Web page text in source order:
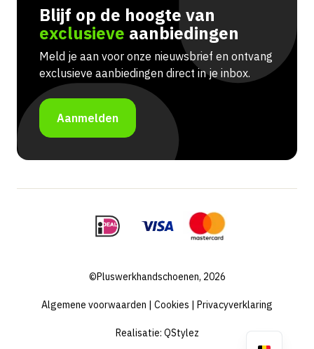
Blijf op de hoogte van
exclusieve aanbiedingen
Meld je aan voor onze nieuwsbrief en ontvang
exclusieve aanbiedingen direct in je inbox.
Aanmelden
©Pluswerkhandschoenen, 2026
Algemene voorwaarden | Cookies | Privacyverklaring
Realisatie: QStylez